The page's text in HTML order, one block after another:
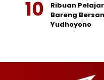
Ribuan
Bareng
Yudhoyono